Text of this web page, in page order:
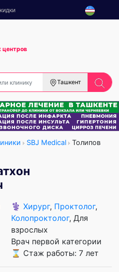
центров
Ташкент
SBJ Medical
Толипов
⚕️ Хирург, Проктолог,
Колопроктолог, Для
взрослых
Врач первой категории
⌛ Стаж работы: 7 лет